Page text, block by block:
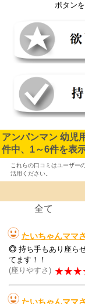
ボタン
アンパンマン 幼児
件中、1～6件を表示
これらの口コミはユーザー
活用ください。
全て
たいちゃんママ
◎ 持ち手もあり座ら
てます！！
(座りやすさ)
たいちゃんママ